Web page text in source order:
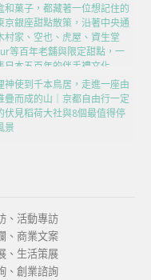
和菓子，都藏著一位想記住的
京銀座甜點散策，沿著中央通
村家、空也、虎屋、資生堂
等百年老舖與限定甜點，一
日本五百年的伴手禮文化
神使到千本鳥居，走進一座由
疊而成的山｜京都自由行一定
伏見稻荷大社與8個最值得停
景
、活動專訪
、商業文案
、生活策展
、創業諮詢